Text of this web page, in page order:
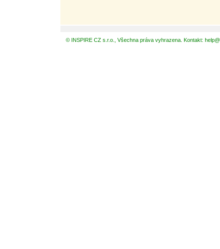
© INSPIRE CZ s.r.o., Všechna práva vyhrazena. Kontakt: